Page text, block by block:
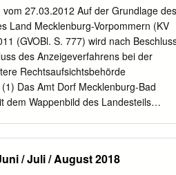
services NAKA AG 15080 11 11
services Telekom Deutschland GmbH
11 11 Mobile services Telekom
GmbH 1516 11 11 Mobile
Telekom Deutschland GmbH
services Vodafone GmbH /
Vodafone
27.03.2012 Auf der Grundlage des
Land Mecklenburg-Vorpommern (KV
(GVOBl. S. 777) wird nach
des Anzeigeverfahrens bei der
Rechtsaufsichtsbehörde
Das Amt Dorf Mecklenburg-Bad
dem Wappenbild des Landesteils
der Führung des Dienstsiegels
/ Juli / August 2018